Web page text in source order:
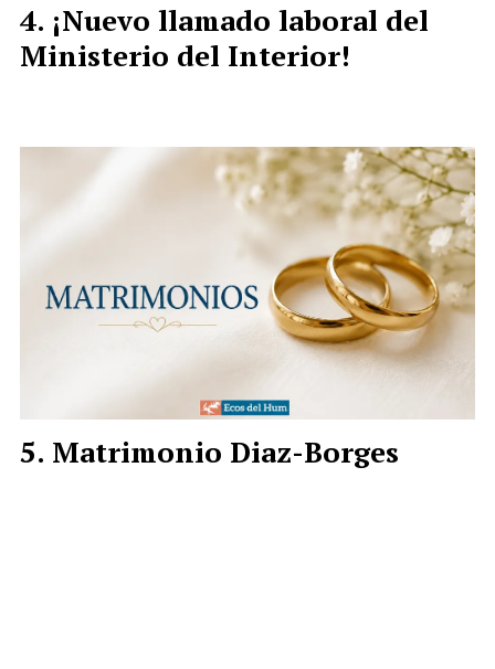
¡Nuevo llamado laboral del
Ministerio del Interior!
Matrimonio Diaz-Borges